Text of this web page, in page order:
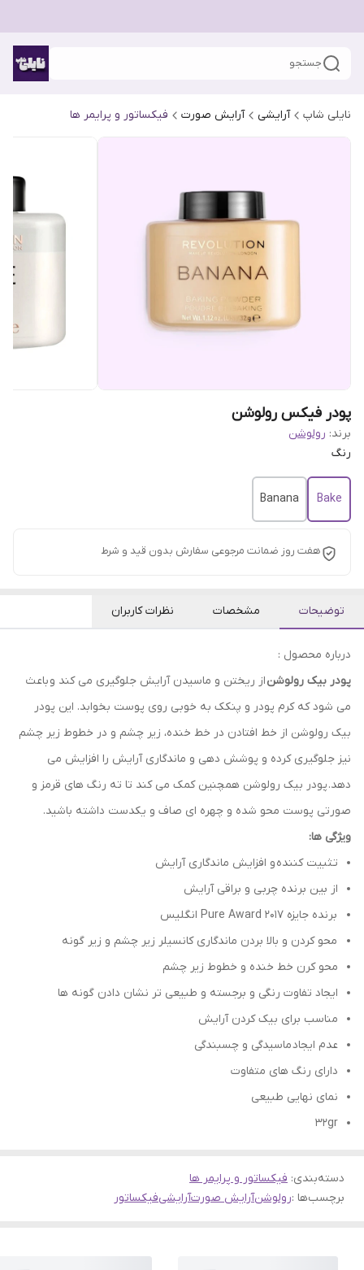
جستجو
نایلی شاپ آرایشی آرایش صورت فیکساتور و پرایمر ها
پودر فیکس رولوشن
برند: رولوشن
رنگ
Bake
Banana
هفت روز ضمانت مرجوعی سفارش بدون قید و شرط
توضیحات مشخصات نظرات کاربران
درباره محصول :
پودر بیک رولوشناز ریختن و ماسیدن آرایش جلوگیری می کند و باعث
می شود که کرم پودر و پنکک به خوبی روی پوست بخوابد. این پودر
بیک رولوشن از خط افتادن در خط خنده، زیر چشم و در خطوط زیر چشم
نیز جلوگیری کرده و پوشش دهی و ماندگاری آرایش را افزایش می
دهد. پودر بیک رولوشن همچنین کمک می کند تا ته رنگ های قرمز و
صورتی پوست محو شده و چهره ای صاف و یکدست داشته باشید.
ویژگی ها:
تثبیت کننده و افزایش ماندگاری آرایش
از بین برنده چربی و براقی آرایش
برنده جایزه Pure Award 2017 انگلیس
محو کردن و بالا بردن ماندگاری کانسیلر زیر چشم و زیر گونه
محو کرن خط خنده و خطوط زیر چشم
ایجاد تفاوت رنگی و برجسته و طبیعی تر نشان دادن گونه ها
مناسب برای بیک کردن آرایش
عدم ایجاد ماسیدگی و چسبندگی
دارای رنگ های متفاوت
نمای نهایی طبیعی
32gr
دسته‌بندی: فیکساتور و پرایمر ها
برچسب‌ها :رولوشنآرایش صورتآرایشیفیکساتور